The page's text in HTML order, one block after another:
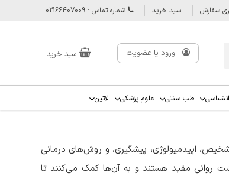
سفارش سبد خرید شماره تماس : 02166407009
ورود یا عضویت سبد خرید
طب سنتی علوم پزشکی لاتین
اپیدمیولوژی، پیشگیری، و روش‌های درمانی
روانی مفید هستند و به آن‌ها کمک می‌کنند تا